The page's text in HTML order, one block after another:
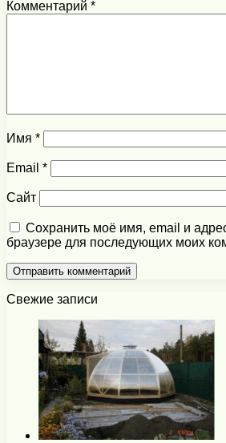
Комментарий *
Имя *
Email *
Сайт
Сохранить моё имя, email и
браузере для последующих моих
Свежие записи